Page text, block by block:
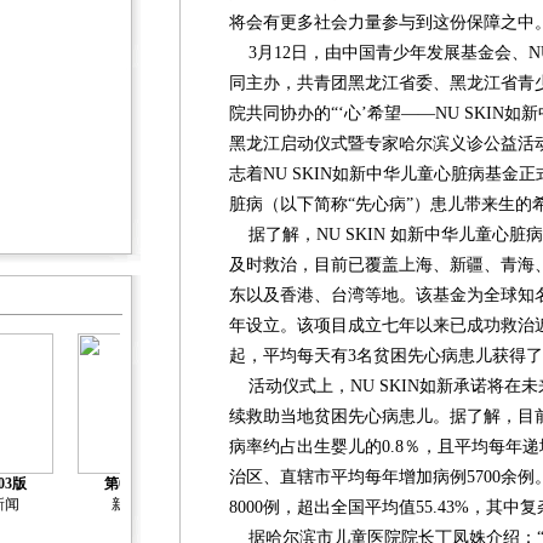
版
闻
第04版
新闻
第05版
新闻
第06版
新闻
第07版
新闻
将会有更多社会力量参与到这份保障之中
3月12日，由中国青少年发展基金会、
同主办，共青团黑龙江省委、黑龙江省
院共同协办的“‘心’希望——NU SKIN如
黑龙江启动仪式暨专家哈尔滨义诊公益活
志着NU SKIN如新中华儿童心脏病基金
脏病（以下简称“先心病”）患儿带来生的
据了解，NU SKIN 如新中华儿童心脏
及时救治，目前已覆盖上海、新疆、青
东以及香港、台湾等地。该基金为全球知
年设立。该项目成立七年以来已成功救治
起，平均每天有3名贫困先心病患儿获得
活动仪式上，NU SKIN如新承诺将在未
续救助当地贫困先心病患儿。据了解，目
病率约占出生婴儿的0.8％，且平均每年
治区、直辖市平均每年增加病例5700余
8000例，超出全国平均值55.43%，其中
据哈尔滨市儿童医院院长丁凤姝介绍：